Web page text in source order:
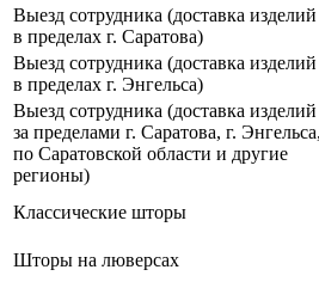
Выезд сотрудника (доставка изделий
в пределах г. Саратова)
Выезд сотрудника (доставка изделий
в пределах г. Энгельса)
Выезд сотрудника (доставка изделий
за пределами г. Саратова, г. Энгельса,
по Саратовской области и другие
регионы)
Классические шторы
Шторы на люверсах